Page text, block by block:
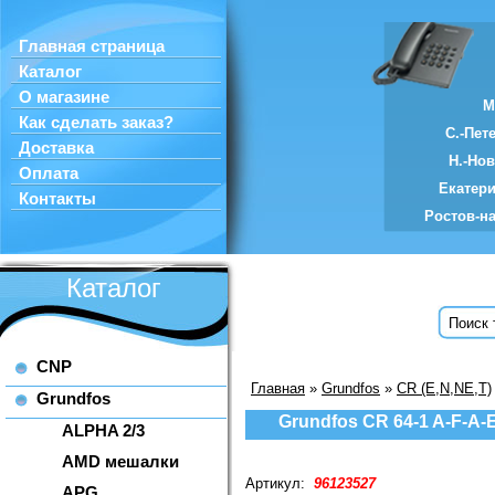
Главная страница
Каталог
О магазине
Как сделать заказ?
Доставка
Оплата
Контакты
С.-
Н.-
Ростов-
Каталог
CNP
Grundfos
ALPHA 2/3
AMD мешалки
Главная » Grundfos » CR (E,N,NE,T)
Grundfos CR 64-1 A-F-A-
Артикул: 96123527